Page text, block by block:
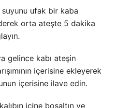
nu ufak bir kaba
orta ateşte 5 dakika
gelince kabı ateşin
içerisine ekleyerek
içerisine ilave edin.
içine boşaltın ve